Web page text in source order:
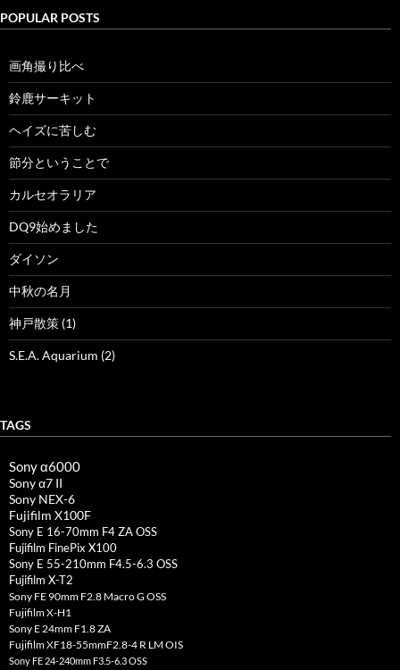
POPULAR POSTS
画角撮り比べ
鈴鹿サーキット
ヘイズに苦しむ
節分ということで
カルセオラリア
DQ9始めました
ダイソン
中秋の名月
神戸散策 (1)
S.E.A. Aquarium (2)
TAGS
Sony α6000
Sony α7 II
Sony NEX-6
Fujifilm X100F
Sony E 16-70mm F4 ZA OSS
Fujifilm FinePix X100
Sony E 55-210mm F4.5-6.3 OSS
Fujifilm X-T2
Sony FE 90mm F2.8 Macro G OSS
Fujifilm X-H1
Sony E 24mm F1.8 ZA
Fujifilm XF18-55mmF2.8-4 R LM OIS
Sony FE 24-240mm F3.5-6.3 OSS